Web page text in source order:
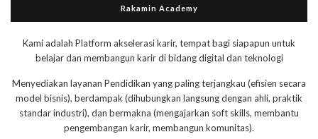
Rakamin Academy
Kami adalah Platform akselerasi karir, tempat bagi siapapun untuk
belajar dan membangun karir di bidang digital dan teknologi
Menyediakan layanan Pendidikan yang paling terjangkau (efisien secara
model bisnis), berdampak (dihubungkan langsung dengan ahli, praktik
standar industri), dan bermakna (mengajarkan soft skills, membantu
pengembangan karir, membangun komunitas).